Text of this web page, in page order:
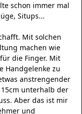
schon immer mal
Situps...
Mit solchen
machen wie
die Finger. Mit
Handgelenke zu
anstrengender
unterhalb der
Aber das ist mir
und